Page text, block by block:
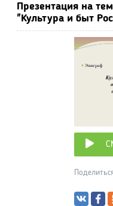
Презентация на
"Культура и быт